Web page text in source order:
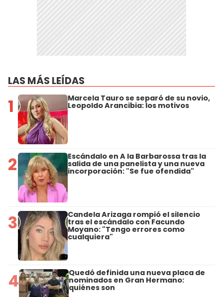
LAS MÁS LEÍDAS
1 Marcela Tauro se separó de su novio,
Leopoldo Arancibia: los motivos
2 Escándalo en A la Barbarossa tras la
salida de una panelista y una nueva
incorporación: "Se fue ofendida"
3 Candela Arizaga rompió el silencio
tras el escándalo con Facundo
Moyano: "Tengo errores como
cualquiera"
4 Quedó definida una nueva placa de
nominados en Gran Hermano:
quiénes son